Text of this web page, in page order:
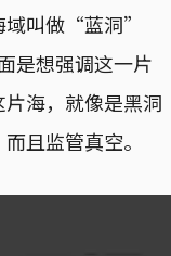
域叫做“蓝洞”
是想强调这一片
海，就像是黑洞
且监管真空。